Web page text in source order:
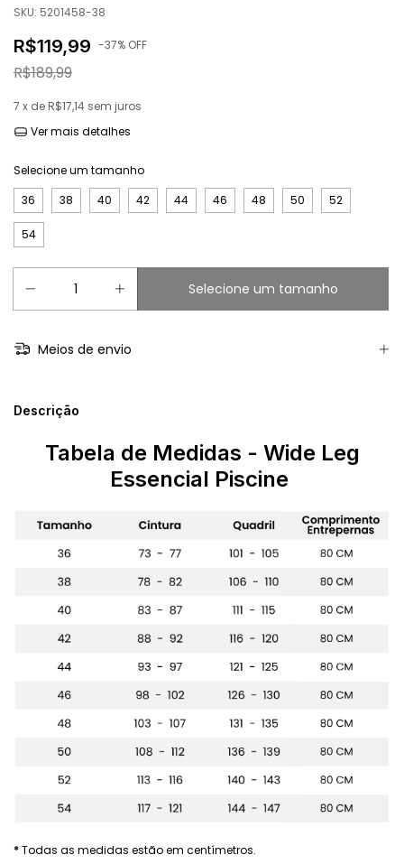
SKU: 5201458-38
R$119,99 -37% OFF
R$189,99
7 x de R$17,14 sem juros
Ver mais detalhes
Selecione um tamanho
36
38 40 42 44 46 48 50 52
54
Meios de envio
Descrição
Tabela de Medidas - Wide Leg
Essencial Piscine
*Todas as medidas estão em centímetros.